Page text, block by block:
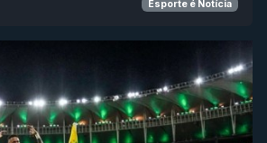
Esporte é Notícia